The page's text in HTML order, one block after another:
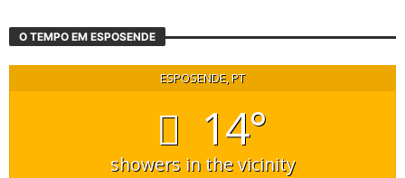
O TEMPO EM ESPOSENDE
ESPOSENDE, PT
14°
showers in the vicinity